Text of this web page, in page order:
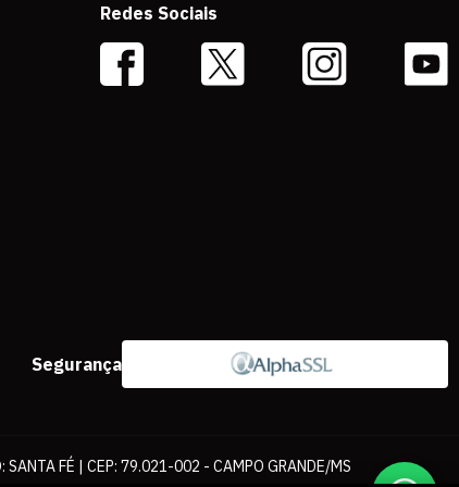
Redes Sociais
Segurança
FÉ | CEP: 79.021-002 - CAMPO GRANDE/MS